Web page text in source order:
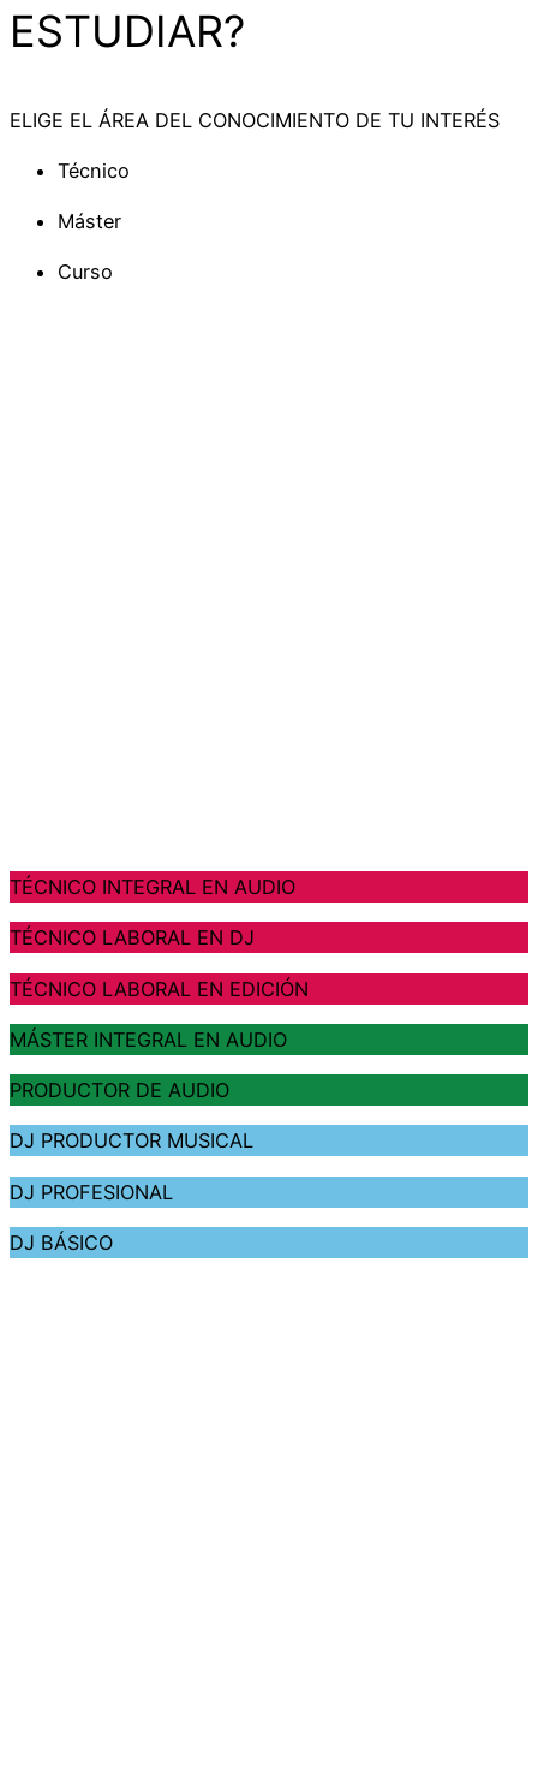
ESTUDIAR?
ELIGE EL ÁREA DEL CONOCIMIENTO DE TU INTERÉS
Técnico
Máster
Curso
TÉCNICO INTEGRAL EN AUDIO
TÉCNICO LABORAL EN DJ
TÉCNICO LABORAL EN EDICIÓN
MÁSTER INTEGRAL EN AUDIO
PRODUCTOR DE AUDIO
DJ PRODUCTOR MUSICAL
DJ PROFESIONAL
DJ BÁSICO